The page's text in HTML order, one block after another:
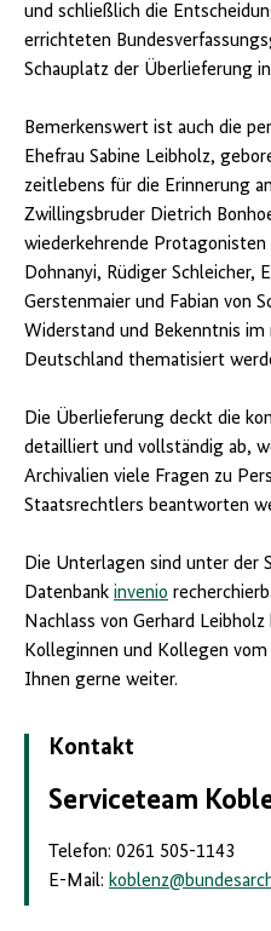
und schließlich die
errichteten
Schauplatz der Überlieferung
Bemerkenswert ist auch die
Ehefrau Sabine Leibholz,
zeitlebens für die Erinnerung
Zwillingsbruder Dietrich
wiederkehrende
Dohnanyi, Rüdiger Schleicher,
Gerstenmaier und Fabian von
Widerstand und Bekenntnis im
Deutschland thematisiert
Die Überlieferung deckt die
detailliert und vollständig ab,
Archivalien viele Fragen zu
Staatsrechtlers beantworten
Die Unterlagen sind unter der
Datenbank invenio
Nachlass von Gerhard
Kolleginnen und Kollegen
Ihnen gerne weiter.
Kontakt
Serviceteam
Telefon: 0261 505-1143
E-Mail: koblenz@